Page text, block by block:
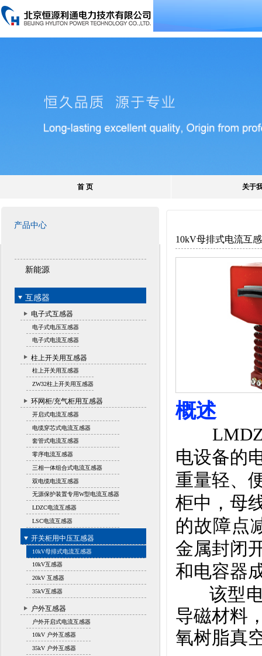
首 页 关于
产品中心
新能源
互感器
电子式互感器
电子式电压互感器
电子式电流互感器
柱上开关用互感器
柱上开关用互感器
ZW32柱上开关用互感器
环网柜/充气柜用互感器
开启式电流互感器
电缆穿芯式电流互感器
套管式电流互感器
零序电流互感器
三相一体组合式电流互感器
双电缆电流互感器
无源保护装置专用W型电流互感器
LDZC电流互感器
LSC电流互感器
开关柜用中压互感器
10kV母排式电流互感器
10kV互感器
20kV 互感器
35kV互感器
户外互感器
户外开启式电流互感器
10kV 户外互感器
35kV 户外互感器
10kV母排式电流互
概述
电设备的
重量轻、
柜中，母
的故障点
金属封闭
和电容器
该型电
导磁材料
氧树脂真